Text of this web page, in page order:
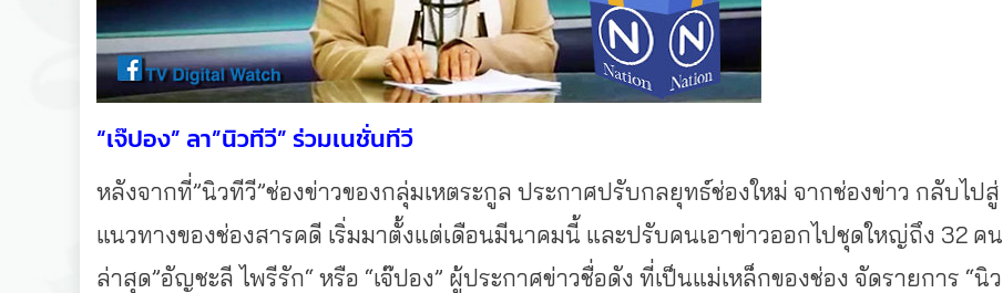
“เจ๊ปอง” ลา”นิวทีวี” ร่วมเนชั่นทีวี
หลังจากที่”นิวทีวี”ช่องข่าวของกลุ่มเหตระกูล ประกาศปรับกลยุทธ์ช่องใหม่ จากช่องข่าว กลับไปสู่
แนวทางของช่องสารคดี เริ่มมาตั้งแต่เดือนมีนาคมนี้ และปรับคนเอาข่าวออกไปชุดใหญ่ถึง 32 คน
ล่าสุด”อัญชะลี ไพรีรัก“ หรือ “เจ๊ปอง” ผู้ประกาศข่าวชื่อดัง ที่เป็นแม่เหล็กของช่อง จัดรายการ “นิว